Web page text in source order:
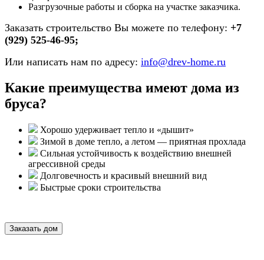
Разгрузочные работы и сборка на участке заказчика.
Заказать строительство Вы можете по телефону: +7
(929) 525-46-95;
Или написать нам по адресу: info@drev-home.ru
Какие преимущества имеют дома из
бруса?
Хорошо удерживает тепло и «дышит»
Зимой в доме тепло, а летом — приятная прохлада
Сильная устойчивость к воздействию внешней
агрессивной среды
Долговечность и красивый внешний вид
Быстрые сроки строительства
Заказать дом